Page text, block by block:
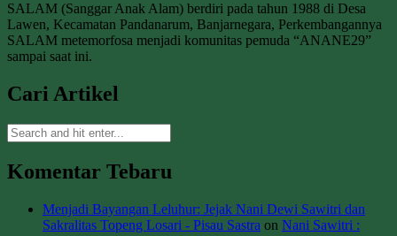
SALAM (Sanggar Anak Alam) berdiri pada tahun 1988 di Desa
Lawen, Kecamatan Pandanarum, Banjarnegara, Perkembangannya
SALAM metemorfosa menjadi komunitas pemuda “ANANE29”
sampai saat ini.
Cari Artikel
Komentar Tebaru
Menjadi Bayangan Leluhur: Jejak Nani Dewi Sawitri dan
Sakralitas Topeng Losari - Pisau Sastra on Nani Sawitri :